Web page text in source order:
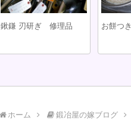
鍬鎌 刃研ぎ 修理品 お餅つき
ホーム 鍛冶屋の嫁ブログ